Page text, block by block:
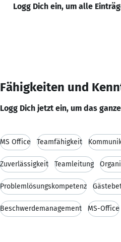
Logg Dich ein, um alle
Fähigkeiten und
Logg Dich jetzt ein, um das
MS Office Teamfähigkeit
Zuverlässigkeit Teamleitung
Problemlösungskompetenz
Beschwerdemanagement MS-Office